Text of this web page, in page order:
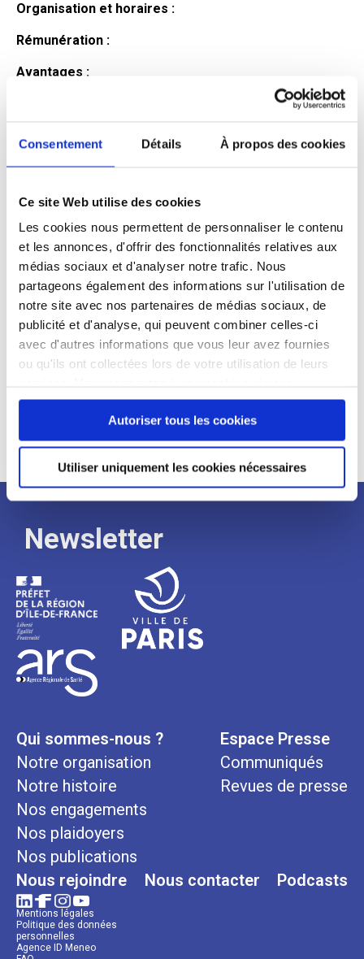
Consentement Détails À propos des cookies
Ce site Web utilise des cookies
Les cookies nous permettent de personnaliser le contenu
et les annonces, d'offrir des fonctionnalités relatives aux
médias sociaux et d'analyser notre trafic. Nous
partageons également des informations sur l'utilisation de
notre site avec nos partenaires de médias sociaux, de
publicité et d'analyse, qui peuvent combiner celles-ci
avec d'autres informations que vous leur avez fournies
ou qu'ils ont collectées lors de votre utilisation de leurs
continuez à utiliser notre site Web.
Autoriser tous les cookies
Utiliser uniquement les cookies nécessaires
Organisation et horaires :
Rémunération :
Avantages :
Profil du
candidat
Qualifications et diplômes :
Profil recherché :
Expérience :
Processus
de
recrutement
Newsletter
Qui sommes-nous ?
Notre organisation
Notre histoire
Nos engagements
Nos plaidoyers
Nos publications
Espace Presse
Communiqués
Revues de presse
Nous rejoindre Nous contacter Podcasts
Mentions légales
Politique des données
personnelles
Agence ID Meneo